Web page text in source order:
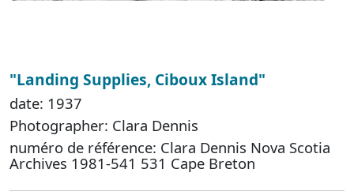
"Landing Supplies, Ciboux Island"
date: 1937
Photographer: Clara Dennis
numéro de référence: Clara Dennis Nova Scotia
Archives 1981-541 531 Cape Breton